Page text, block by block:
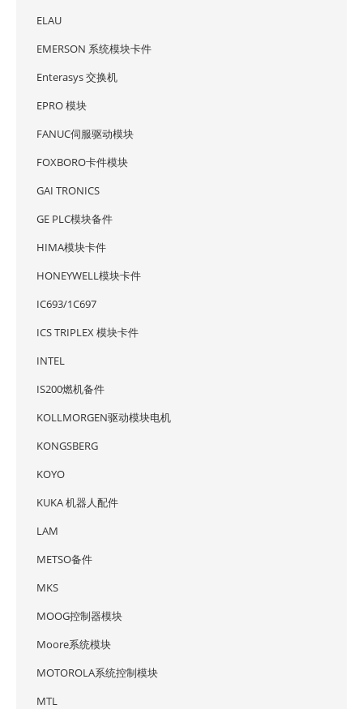
ELAU
EMERSON 系统模块卡件
Enterasys 交换机
EPRO 模块
FANUC伺服驱动模块
FOXBORO卡件模块
GAI TRONICS
GE PLC模块备件
HIMA模块卡件
HONEYWELL模块卡件
IC693/1C697
ICS TRIPLEX 模块卡件
INTEL
IS200燃机备件
KOLLMORGEN驱动模块电机
KONGSBERG
KOYO
KUKA 机器人配件
LAM
METSO备件
MKS
MOOG控制器模块
Moore系统模块
MOTOROLA系统控制模块
MTL